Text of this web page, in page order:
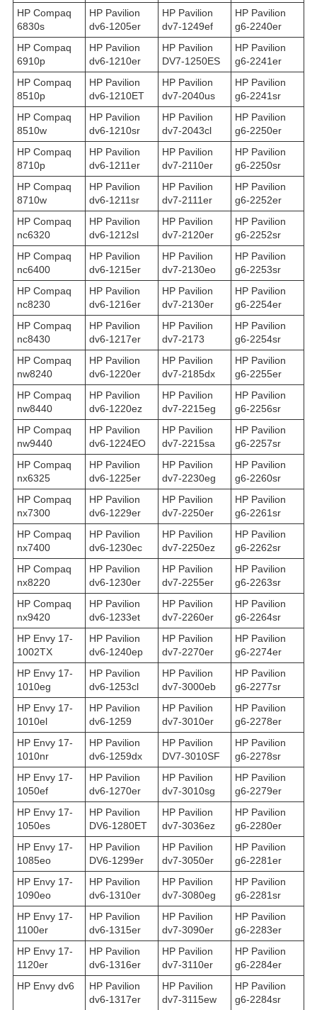
HP Compaq
6830s
HP Pavilion
dv6-1205er
HP Pavilion
dv7-1249ef
HP Pavilion
g6-2240er
HP Compaq
6910p
HP Pavilion
dv6-1210er
HP Pavilion
DV7-1250ES
HP Pavilion
g6-2241er
HP Compaq
8510p
HP Pavilion
dv6-1210ET
HP Pavilion
dv7-2040us
HP Pavilion
g6-2241sr
HP Compaq
8510w
HP Pavilion
dv6-1210sr
HP Pavilion
dv7-2043cl
HP Pavilion
g6-2250er
HP Compaq
8710p
HP Pavilion
dv6-1211er
HP Pavilion
dv7-2110er
HP Pavilion
g6-2250sr
HP Compaq
8710w
HP Pavilion
dv6-1211sr
HP Pavilion
dv7-2111er
HP Pavilion
g6-2252er
HP Compaq
nc6320
HP Pavilion
dv6-1212sl
HP Pavilion
dv7-2120er
HP Pavilion
g6-2252sr
HP Compaq
nc6400
HP Pavilion
dv6-1215er
HP Pavilion
dv7-2130eo
HP Pavilion
g6-2253sr
HP Compaq
nc8230
HP Pavilion
dv6-1216er
HP Pavilion
dv7-2130er
HP Pavilion
g6-2254er
HP Compaq
nc8430
HP Pavilion
dv6-1217er
HP Pavilion
dv7-2173
HP Pavilion
g6-2254sr
HP Compaq
nw8240
HP Pavilion
dv6-1220er
HP Pavilion
dv7-2185dx
HP Pavilion
g6-2255er
HP Compaq
nw8440
HP Pavilion
dv6-1220ez
HP Pavilion
dv7-2215eg
HP Pavilion
g6-2256sr
HP Compaq
nw9440
HP Pavilion
dv6-1224EO
HP Pavilion
dv7-2215sa
HP Pavilion
g6-2257sr
HP Compaq
nx6325
HP Pavilion
dv6-1225er
HP Pavilion
dv7-2230eg
HP Pavilion
g6-2260sr
HP Compaq
nx7300
HP Pavilion
dv6-1229er
HP Pavilion
dv7-2250er
HP Pavilion
g6-2261sr
HP Compaq
nx7400
HP Pavilion
dv6-1230ec
HP Pavilion
dv7-2250ez
HP Pavilion
g6-2262sr
HP Compaq
nx8220
HP Pavilion
dv6-1230er
HP Pavilion
dv7-2255er
HP Pavilion
g6-2263sr
HP Compaq
nx9420
HP Pavilion
dv6-1233et
HP Pavilion
dv7-2260er
HP Pavilion
g6-2264sr
HP Envy 17-
1002TX
HP Pavilion
dv6-1240ep
HP Pavilion
dv7-2270er
HP Pavilion
g6-2274er
HP Envy 17-
1010eg
HP Pavilion
dv6-1253cl
HP Pavilion
dv7-3000eb
HP Pavilion
g6-2277sr
HP Envy 17-
1010el
HP Pavilion
dv6-1259
HP Pavilion
dv7-3010er
HP Pavilion
g6-2278er
HP Envy 17-
1010nr
HP Pavilion
dv6-1259dx
HP Pavilion
DV7-3010SF
HP Pavilion
g6-2278sr
HP Envy 17-
1050ef
HP Pavilion
dv6-1270er
HP Pavilion
dv7-3010sg
HP Pavilion
g6-2279er
HP Envy 17-
1050es
HP Pavilion
DV6-1280ET
HP Pavilion
dv7-3036ez
HP Pavilion
g6-2280er
HP Envy 17-
1085eo
HP Pavilion
DV6-1299er
HP Pavilion
dv7-3050er
HP Pavilion
g6-2281er
HP Envy 17-
1090eo
HP Pavilion
dv6-1310er
HP Pavilion
dv7-3080eg
HP Pavilion
g6-2281sr
HP Envy 17-
1100er
HP Pavilion
dv6-1315er
HP Pavilion
dv7-3090er
HP Pavilion
g6-2283er
HP Envy 17-
1120er
HP Pavilion
dv6-1316er
HP Pavilion
dv7-3110er
HP Pavilion
g6-2284er
HP Envy dv6
HP Pavilion
dv6-1317er
HP Pavilion
dv7-3115ew
HP Pavilion
g6-2284sr